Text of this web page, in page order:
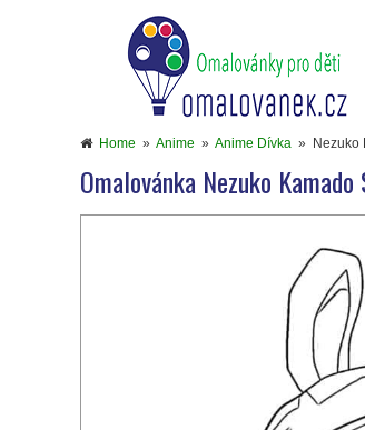
Home » Anime » Anime Dívka » Nezuko
Omalovánka Nezuko